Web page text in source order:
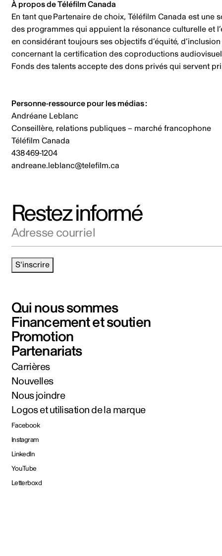
À propos de Téléfilm Canada
En tant que Partenaire de choix, Téléfilm Canada est une
des programmes qui appuient la résonance culturelle et
en considérant toujours ses objectifs d’équité,
concernant la certification des coproductions
Fonds des talents accepte des dons privés qui servent
Personne-ressource pour les médias :
Andréane Leblanc
Conseillère, relations publiques – marché francophone
Téléfilm Canada
438 469-1204
andreane.leblanc@telefilm.ca
Restez informé
S'inscrire
Qui nous sommes
Financement et soutien
Promotion
Partenariats
Carrières
Nouvelles
Nous joindre
Logos et utilisation de la marque
Facebook
Instagram
LinkedIn
YouTube
Letterboxd